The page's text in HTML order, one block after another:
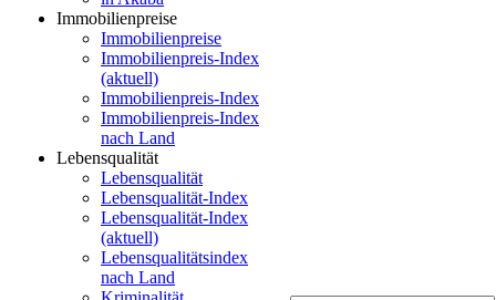
Immobilienpreise
Immobilienpreise
Immobilienpreis-Index
(aktuell)
Immobilienpreis-Index
Immobilienpreis-Index
nach Land
Lebensqualität
Lebensqualität
Lebensqualität-Index
Lebensqualität-Index
(aktuell)
Lebensqualitätsindex
nach Land